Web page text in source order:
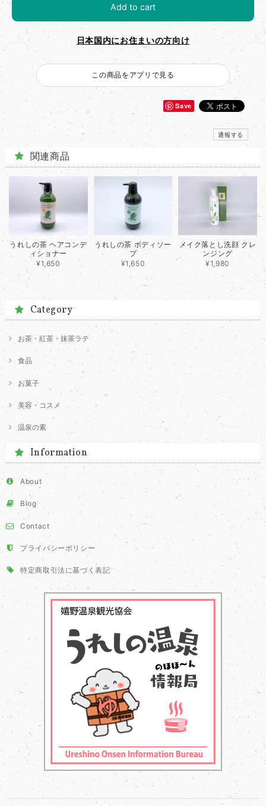
Add to cart
日本国内にお住まいの方向け
この商品をアプリで見る
Save
通報する
関連商品
うれしの茶 ヘアコンデ
ィショナー
¥1,650
うれしの茶 ボディソー
プ
¥1,650
メイク落とし洗顔 クレ
ンジング
¥1,980
Category
お茶・紅茶・抹茶ラテ
食品
お菓子
美容・コスメ
温泉の素
Information
About
Blog
Contact
プライバシーポリシー
特定商取引法に基づく表記